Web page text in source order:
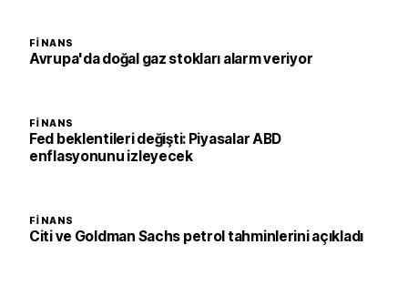
FINANS
Avrupa'da doğal gaz stokları alarm veriyor
FINANS
Fed beklentileri değişti: Piyasalar ABD
enflasyonunu izleyecek
FINANS
Citi ve Goldman Sachs petrol tahminlerini açıkladı